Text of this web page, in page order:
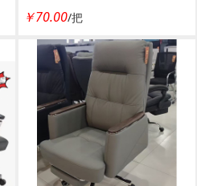
板椅 电脑椅 布艺办公椅 透气
网布椅 广东兆闰家具
￥70.00/把